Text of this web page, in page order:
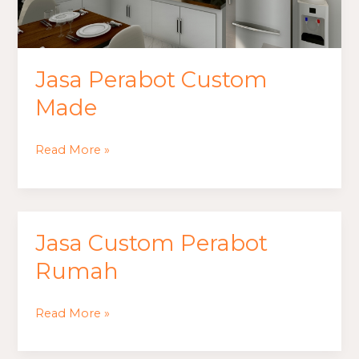
Jasa Perabot Custom
Made
Read More »
Jasa Custom Perabot
Rumah
Jasa
Custom
Perabot
Read More »